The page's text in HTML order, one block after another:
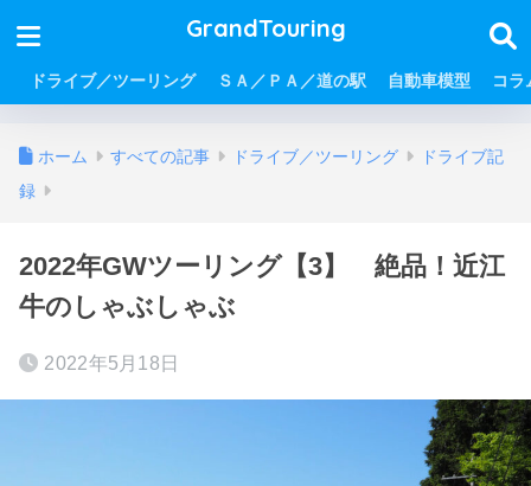
GrandTouring
ドライブ／ツーリング ＳＡ／ＰＡ／道の駅 自動車模型 コラ
ホーム すべての記事 ドライブ／ツーリング
ドライブ記
録
2022年GWツーリング【3】 絶品！近江
牛のしゃぶしゃぶ
2022年5月18日